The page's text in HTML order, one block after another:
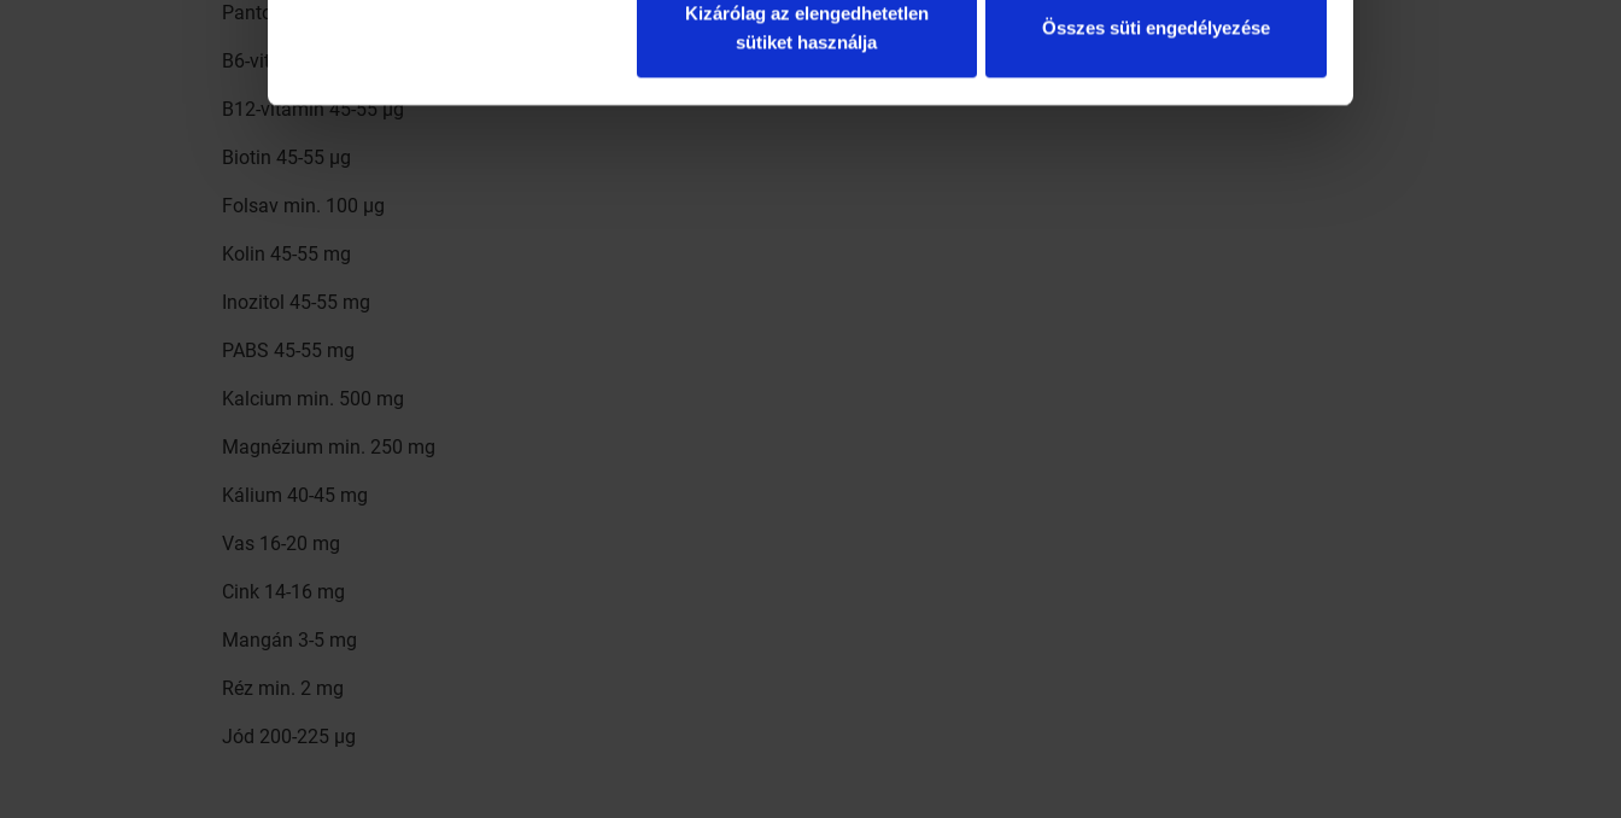
Kizárólag az elengedhetetlen
sütiket használja
Összes süti engedélyezése
Pantoténsav 45-55 mg
B6-vitamin 45-55 mg
B12-vitamin 45-55 μg
Biotin 45-55 μg
Folsav min. 100 μg
Kolin 45-55 mg
Inozitol 45-55 mg
PABS 45-55 mg
Kalcium min. 500 mg
Magnézium min. 250 mg
Kálium 40-45 mg
Vas 16-20 mg
Cink 14-16 mg
Mangán 3-5 mg
Réz min. 2 mg
Jód 200-225 μg